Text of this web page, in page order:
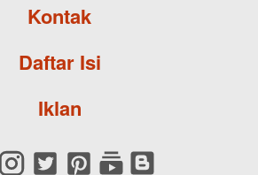
Kontak
Daftar Isi
Iklan